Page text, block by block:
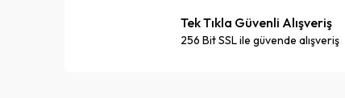
Tek Tıkla Güvenli Alışveriş
256 Bit SSL ile güvende alışveriş